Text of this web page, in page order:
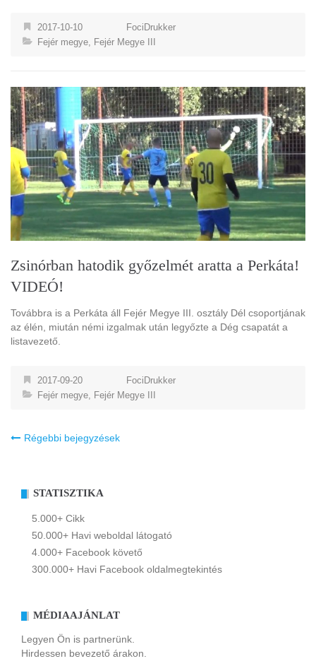
2017-10-10
FociDrukker
Fejér megye, Fejér Megye III
Zsinórban hatodik győzelmét aratta a Perkáta!
VIDEÓ!
Továbbra is a Perkáta áll Fejér Megye III. osztály Dél csoportjának
az élén, miután némi izgalmak után legyőzte a Dég csapatát a
listavezető.
2017-09-20
FociDrukker
Fejér megye, Fejér Megye III
Bejegyzés
Régebbi bejegyzések
STATISZTIKA
5.000+ Cikk
50.000+ Havi weboldal látogató
4.000+ Facebook követő
300.000+ Havi Facebook oldalmegtekintés
MÉDIAAJÁNLAT
Legyen Ön is partnerünk.
Hirdessen bevezető árakon.